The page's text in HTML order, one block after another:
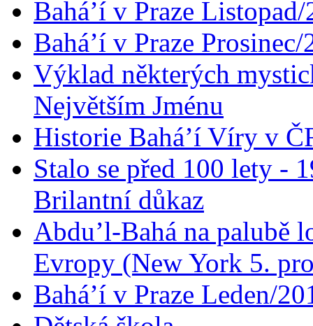
Bahá’í v Praze
Bahá’í v Praze Prosinec/
Výklad některých
Největším Jménu
Historie Bahá’í Víry v
Stalo se před 100 lety -
Brilantní důkaz
Abdu’l-Bahá na palubě
Evropy (New York 5.
Bahá’í v Praze Leden/